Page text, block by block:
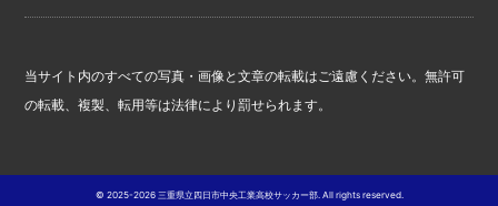
当サイト内のすべての写真・画像と文章の転載はご遠慮ください。無許可
の転載、複製、転用等は法律により罰せられます。
© 2025-2026 三重県立四日市中央工業高校サッカー部. All rights reserved.